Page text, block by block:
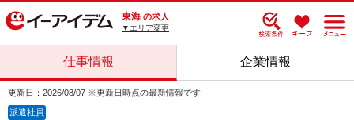
東海 の求人
▼エリア変更
仕事情報 企業情報
更新日：2026/08/07 ※更新日時点の最新情報です
派遣社員